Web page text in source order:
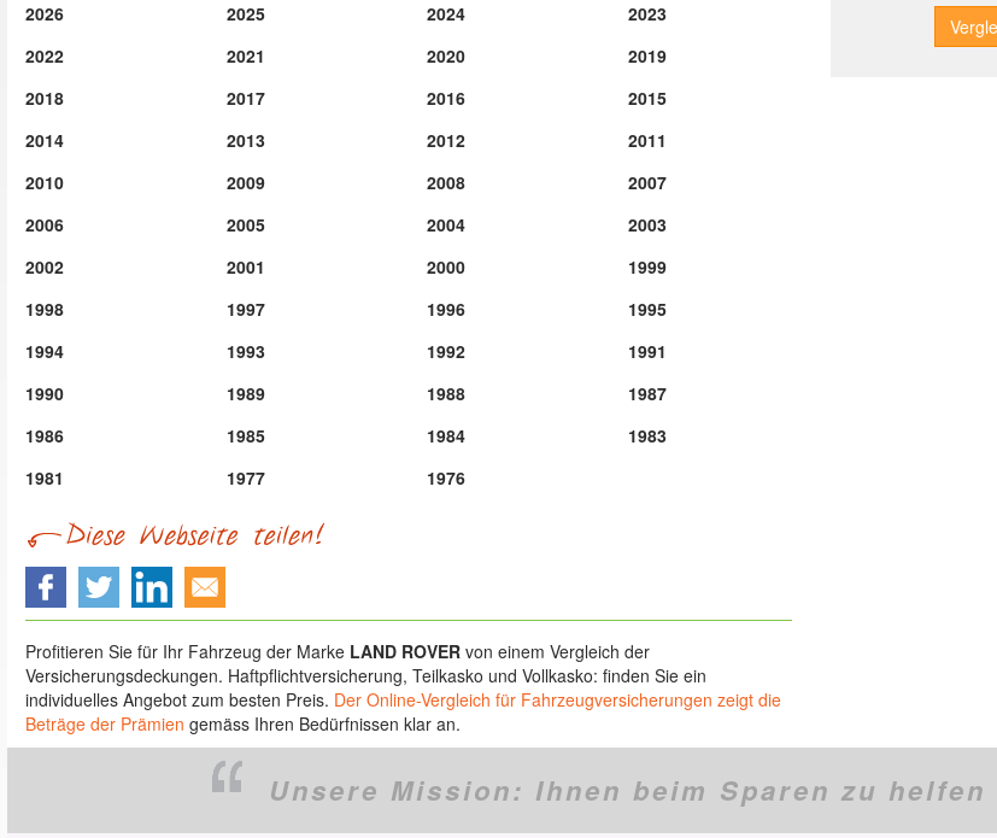
2026 2025 2024
2023
2022
2021 2020
2019
2018
2017 2016
2015
2014
2013 2012
2011
2010
2009 2008
2007
2006
2005 2004
2003
2002
2001 2000
1999
1998
1997 1996
1995
1994
1993 1992
1991
1990
1989 1988
1987
1986
1985 1984
1983
1981
1977 1976
Profitieren Sie für Ihr Fahrzeug der Marke LAND ROVER von einem Vergleich der
Versicherungsdeckungen. Haftpflichtversicherung, Teilkasko und Vollkasko: finden Sie ein
individuelles Angebot zum besten Preis. Der Online-Vergleich für Fahrzeugversicherungen zeigt die
Beträge der Prämien gemäss Ihren Bedürfnissen klar an.
Unsere Mission: Ihnen beim Sparen zu helfen